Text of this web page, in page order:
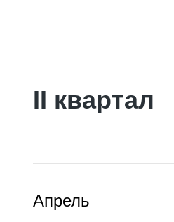
II квартал
Апрель